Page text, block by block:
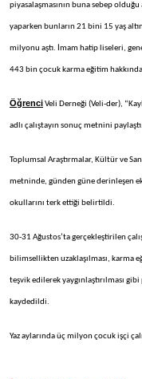
piyasalaşmasının buna sebep
yaparken bunların 21 bini 15 yaş
milyonu aştı. İmam hatip liseleri,
443 bin çocuk karma eğitim
ÖğrenciVeli Derneği (Veli-der),
adlı çalıştayın sonuç metnini paylaştı.
Toplumsal Araştırmalar, Kültür ve
metninde, günden güne derinleşen
okullarını terk ettiği belirtildi.
30-31 Ağustos’ta gerçekleştirilen
bilimsellikten uzaklaşılması, karma
teşvik edilerek yaygınlaştırılması
kaydedildi.
Yaz aylarında üç milyon çocuk işçi